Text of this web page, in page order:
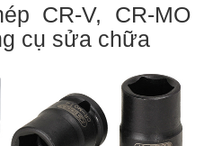
CR-V, CR-MO
cụ sửa chữa